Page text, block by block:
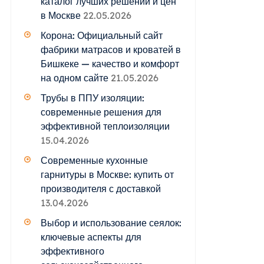
в Москве 22.05.2026
Корона: Официальный сайт
фабрики матрасов и кроватей в
Бишкеке — качество и комфорт
на одном сайте 21.05.2026
Трубы в ППУ изоляции:
современные решения для
эффективной теплоизоляции
15.04.2026
Современные кухонные
гарнитуры в Москве: купить от
производителя с доставкой
13.04.2026
Выбор и использование сеялок:
ключевые аспекты для
эффективного